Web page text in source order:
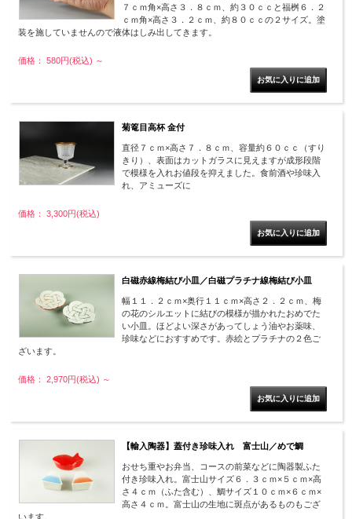
７ｃｍ角×高さ３．８ｃｍ、約３０ｃｃと福桝６．２
ｃｍ角×高さ３．２ｃｍ、約８０ｃｃの２サイズ。塗
装を施していませんので液体はしみ出してきます。
価格： 580円(税込) ～
菊篭目高杯 金付
直径７ｃｍ×高さ７．８ｃｍ、容量約６０ｃｃ（すり
きり）、表面はカットガラスに見えますが成形段階
で模様を入れお値段を抑えました。食前酒や珍味入
れ、アミューズに
価格： 3,300円(税込)
白磁赤線梅結び小皿／白磁プラチナ線梅結び小皿
幅１１．２ｃｍ×奥行１１ｃｍ×高さ２．２ｃｍ、梅
の花のシルエットに結びの模様が描かれたおめでた
い小皿。ほどよい深さがあってしょう油やお薬味、
珍味などにおすすめです。赤絵とプラチナの２色ご
ざいます。
価格： 2,970円(税込) ～
【輸入陶器】蓋付き珍味入れ 富士山／めで鯛
おせち重やお弁当、コースの前菜などに陶器製ふた
付き珍味入れ。富士山サイズ６．３ｃｍ×５ｃｍ×高
さ４ｃｍ（ふた含む）、鯛サイズ１０ｃｍ×６ｃｍ×
高さ４ｃｍ。富士山の生地に斑点があるものもござ
います。